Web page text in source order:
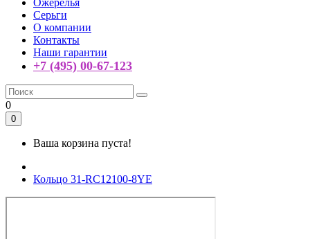
Ожерелья
Серьги
О компании
Контакты
Наши гарантии
+7 (495) 00-67-123
0
0
Ваша корзина пуста!
Кольцо 31-RC12100-8YE